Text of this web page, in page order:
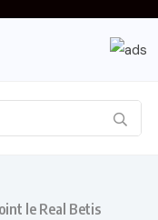
le Real Betis